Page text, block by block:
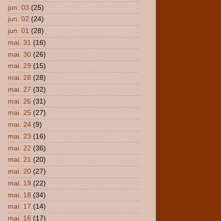
jun. 03 (25)
jun. 02 (24)
jun. 01 (28)
mai. 31 (16)
mai. 30 (26)
mai. 29 (15)
mai. 28 (28)
mai. 27 (32)
mai. 26 (31)
mai. 25 (27)
mai. 24 (9)
mai. 23 (16)
mai. 22 (36)
mai. 21 (20)
mai. 20 (27)
mai. 19 (22)
mai. 18 (34)
mai. 17 (14)
mai. 16 (17)